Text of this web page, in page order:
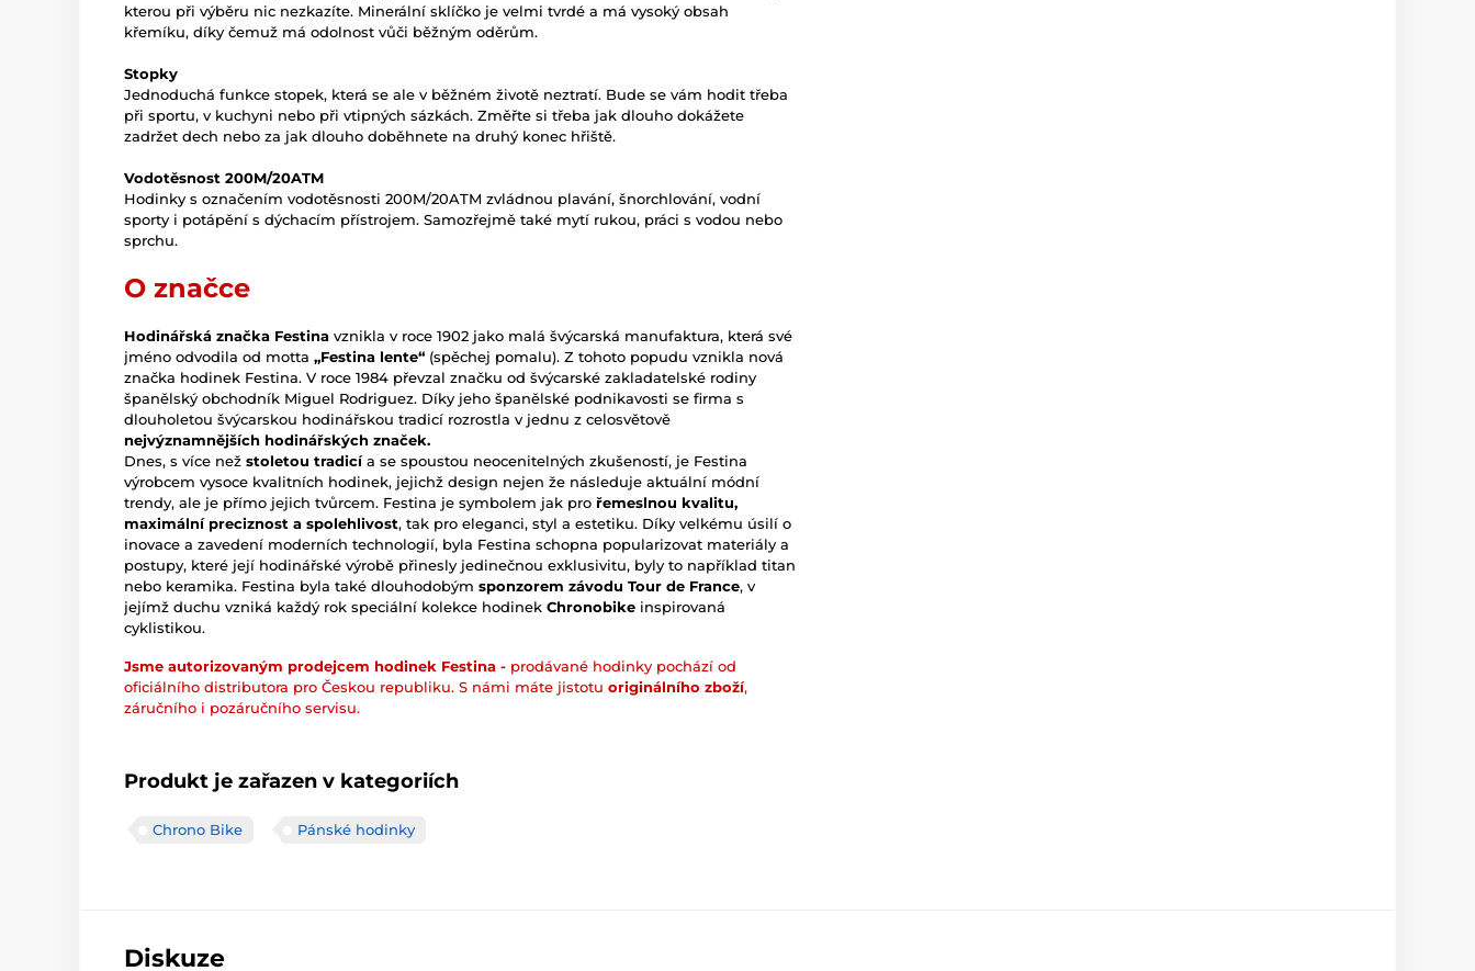
kterou při výběru nic nezkazíte. Minerální sklíčko je velmi tvrdé a má vysoký obsah
křemíku, díky čemuž má odolnost vůči běžným oděrům.
Stopky
Jednoduchá funkce stopek, která se ale v běžném životě neztratí. Bude se vám hodit třeba
při sportu, v kuchyni nebo při vtipných sázkách. Změřte si třeba jak dlouho dokážete
zadržet dech nebo za jak dlouho doběhnete na druhý konec hřiště.
Vodotěsnost 200M/20ATM
Hodinky s označením vodotěsnosti 200M/20ATM zvládnou plavání, šnorchlování, vodní
sporty i potápění s dýchacím přístrojem. Samozřejmě také mytí rukou, práci s vodou nebo
sprchu.
O značce
Hodinářská značka Festina vznikla v roce 1902 jako malá švýcarská manufaktura, která své
jméno odvodila od motta „Festina lente“ (spěchej pomalu). Z tohoto popudu vznikla nová
značka hodinek Festina. V roce 1984 převzal značku od švýcarské zakladatelské rodiny
španělský obchodník Miguel Rodriguez. Díky jeho španělské podnikavosti se firma s
dlouholetou švýcarskou hodinářskou tradicí rozrostla v jednu z celosvětově
nejvýznamnějších hodinářských značek.
Dnes, s více než stoletou tradicía se spoustou neocenitelných zkušeností, je Festina
výrobcem vysoce kvalitních hodinek, jejichž design nejen že následuje aktuální módní
trendy, ale je přímo jejich tvůrcem. Festina je symbolem jak pro řemeslnou kvalitu,
maximální preciznost a spolehlivost, tak pro eleganci, styl a estetiku. Díky velkému úsilí o
inovace a zavedení moderních technologií, byla Festina schopna popularizovat materiály a
postupy, které její hodinářské výrobě přinesly jedinečnou exklusivitu, byly to například titan
nebo keramika. Festina byla také dlouhodobým sponzorem závodu Tour de France, v
jejímž duchu vzniká každý rok speciální kolekce hodinek Chronobike inspirovaná
cyklistikou.
Jsme autorizovaným prodejcem hodinek Festina - prodávané hodinky pochází od
oficiálního distributora pro Českou republiku. S námi máte jistotu originálního zboží,
záručního i pozáručního servisu.
Produkt je zařazen v kategoriích
Chrono Bike Pánské hodinky
Diskuze